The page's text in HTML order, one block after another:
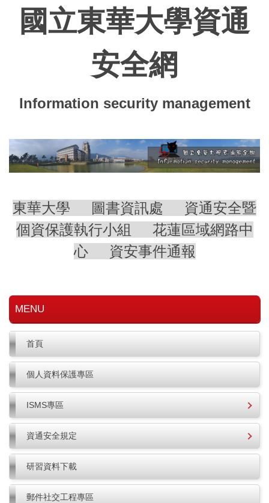
國立東華大學資通
安全網
Information security management
東華大學 圖書資訊處
資通安全暨
個資保護執行小組
花蓮區域網路中
心
資安事件通報
MENU
首頁
個人資料保護專區
ISMS專區
資通安全規定
研習資料下載
郵件社交工程專區